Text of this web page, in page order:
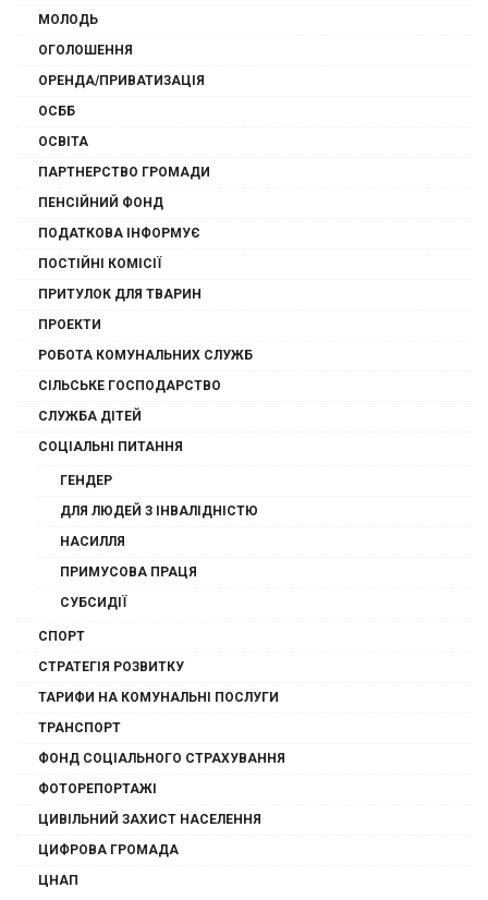
МОЛОДЬ
ОГОЛОШЕННЯ
ОРЕНДА/ПРИВАТИЗАЦІЯ
ОСББ
ОСВІТА
ПАРТНЕРСТВО ГРОМАДИ
ПЕНСІЙНИЙ ФОНД
ПОДАТКОВА ІНФОРМУЄ
ПОСТІЙНІ КОМІСІЇ
ПРИТУЛОК ДЛЯ ТВАРИН
ПРОЕКТИ
РОБОТА КОМУНАЛЬНИХ СЛУЖБ
СІЛЬСЬКЕ ГОСПОДАРСТВО
СЛУЖБА ДІТЕЙ
СОЦІАЛЬНІ ПИТАННЯ
ГЕНДЕР
ДЛЯ ЛЮДЕЙ З ІНВАЛІДНІСТЮ
НАСИЛЛЯ
ПРИМУСОВА ПРАЦЯ
СУБСИДІЇ
СПОРТ
СТРАТЕГІЯ РОЗВИТКУ
ТАРИФИ НА КОМУНАЛЬНІ ПОСЛУГИ
ТРАНСПОРТ
ФОНД СОЦІАЛЬНОГО СТРАХУВАННЯ
ФОТОРЕПОРТАЖІ
ЦИВІЛЬНИЙ ЗАХИСТ НАСЕЛЕННЯ
ЦИФРОВА ГРОМАДА
ЦНАП